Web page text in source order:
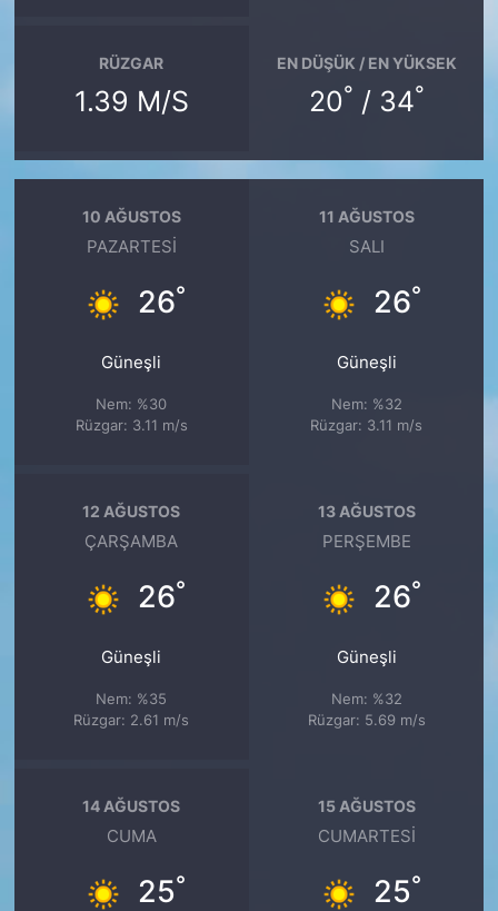
RÜZGAR
1.39 M/S
EN DÜŞÜK / EN YÜKSEK
20° / 34°
10 AĞUSTOS
PAZARTESI
26°
Güneşli
Nem: %30
Rüzgar: 3.11 m/s
11 AĞUSTOS
SALI
26°
Güneşli
Nem: %32
Rüzgar: 3.11 m/s
12 AĞUSTOS
ÇARŞAMBA
26°
Güneşli
Nem: %35
Rüzgar: 2.61 m/s
13 AĞUSTOS
PERŞEMBE
26°
Güneşli
Nem: %32
Rüzgar: 5.69 m/s
14 AĞUSTOS
CUMA
25°
15 AĞUSTOS
CUMARTESI
25°